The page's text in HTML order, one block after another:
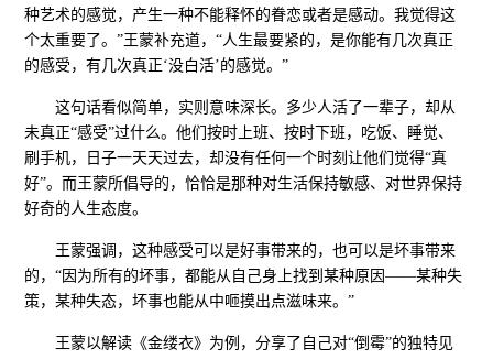
种艺术的感觉，产生一种不能释怀的眷恋或者是感动。我觉得这
个太重要了。”王蒙补充道，“人生最要紧的，是你能有几次真正
的感受，有几次真正‘没白活’的感觉。”
这句话看似简单，实则意味深长。多少人活了一辈子，却从
未真正“感受”过什么。他们按时上班、按时下班，吃饭、睡觉、
刷手机，日子一天天过去，却没有任何一个时刻让他们觉得“真
好”。而王蒙所倡导的，恰恰是那种对生活保持敏感、对世界保持
好奇的人生态度。
王蒙强调，这种感受可以是好事带来的，也可以是坏事带来
的，“因为所有的坏事，都能从自己身上找到某种原因——某种失
策，某种失态，坏事也能从中咂摸出点滋味来。”
王蒙以解读《金缕衣》为例，分享了自己对“倒霉”的独特见